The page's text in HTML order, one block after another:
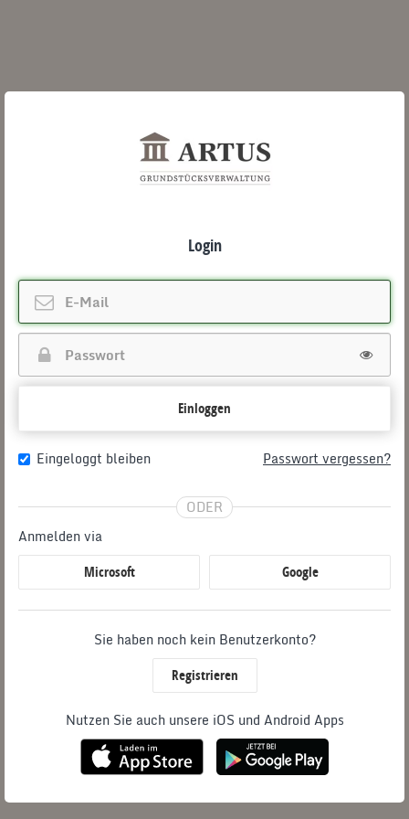
Login
Einloggen
Eingeloggt bleiben Passwort vergessen?
ODER
Anmelden via
Microsoft Google
Sie haben noch kein Benutzerkonto?
Registrieren
Nutzen Sie auch unsere iOS und Android Apps